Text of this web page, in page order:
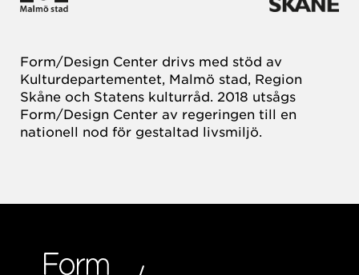
Form/Design Center drivs med stöd av
Kulturdepartementet, Malmö stad, Region
Skåne och Statens kulturråd. 2018 utsågs
Form/Design Center av regeringen till en
nationell nod för gestaltad livsmiljö.